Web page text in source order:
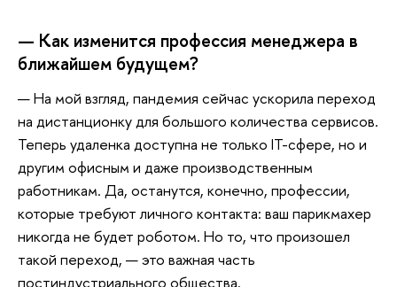
— Как изменится профессия менеджера в
ближайшем будущем?
— На мой взгляд, пандемия сейчас ускорила переход
на дистанционку для большого количества сервисов.
Теперь удаленка доступна не только IT-сфере, но и
другим офисным и даже производственным
работникам. Да, останутся, конечно, профессии,
которые требуют личного контакта: ваш парикмахер
никогда не будет роботом. Но то, что произошел
такой переход, — это важная часть
постиндустриального общества.